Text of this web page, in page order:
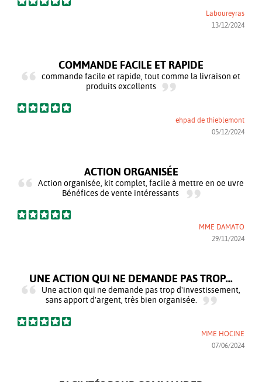
Laboureyras
13/12/2024
COMMANDE FACILE ET RAPIDE
commande facile et rapide, tout comme la livraison et
produits excellents
ehpad de thieblemont
05/12/2024
ACTION ORGANISÉE
Action organisée, kit complet, facile à mettre en oe uvre
Bénéfices de vente intéressants
MME DAMATO
29/11/2024
UNE ACTION QUI NE DEMANDE PAS TROP...
Une action qui ne demande pas trop d'investissement,
sans apport d'argent, très bien organisée.
MME HOCINE
07/06/2024